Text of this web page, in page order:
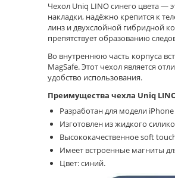
Чехол Uniq LINO cинего цвета —
накладки, надёжно крепится к
линз и двухслойной гибридной
препятствует образованию
Во внутреннюю часть корпуса
MagSafe. Этот чехол является
удобство использования.
Преимущества чехла Uniq
Разработан для модели
Изготовлен из жидкого
Высококачественное soft
Имеет встроенные магниты
Цвет: синий.